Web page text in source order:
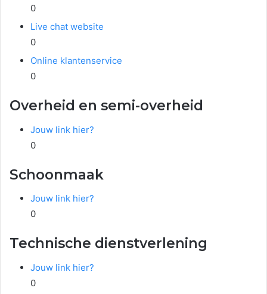
0
Live chat website
0
Online klantenservice
0
Overheid en semi-overheid
Jouw link hier?
0
Schoonmaak
Jouw link hier?
0
Technische dienstverlening
Jouw link hier?
0